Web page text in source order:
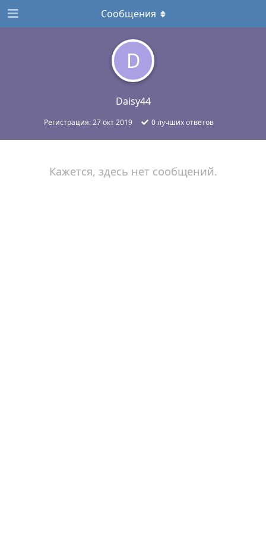
D
Daisy44
Регистрация:27 окт 2019 0лучших ответов
Сообщения
Кажется, здесь нет сообщений.